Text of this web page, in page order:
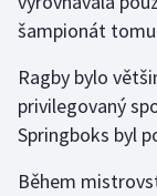
Lezení
Lyže a
Moderní pětiboj
Motorsport
šampionát
Ragby bylo
privilegovaný
Springboks byl
Během